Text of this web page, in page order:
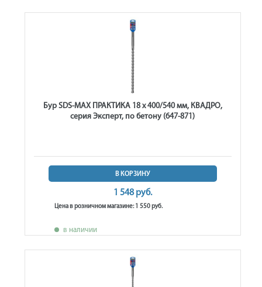
Бур SDS-MAX ПРАКТИКА 18 х 400/540 мм, КВАДРО,
серия Эксперт, по бетону (647-871)
В КОРЗИНУ
1 548 руб.
Цена в розничном магазине: 1 550 руб.
в наличии